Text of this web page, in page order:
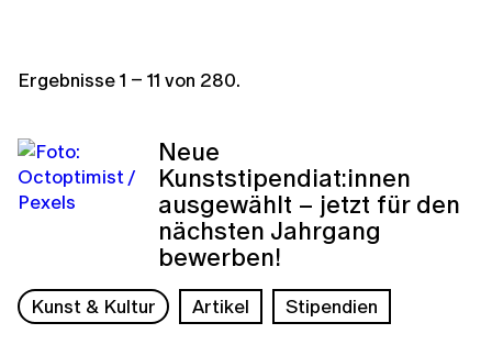
Ergebnisse1 – 11 von 280.
Neue
Kunststipendiat:innen
ausgewählt – jetzt für den
nächsten Jahrgang
bewerben!
Kunst & Kultur Artikel Stipendien